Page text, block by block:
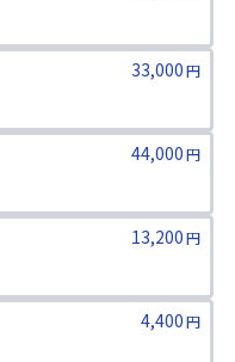
33,000円
44,000円
13,200円
4,400円